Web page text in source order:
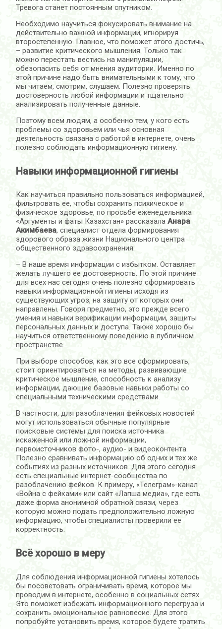
Тревога станет постоянным спутником.
Необходимо научиться фокусировать внимание на
действительно важной информации, игнорируя
второстепенную. Главное, что поможет этого достичь,
– развитие критического мышления. Только так
можно перестать вестись на манипуляции,
обезопасить себя от мнения аудитории. Именно по
этой причине надо быть внимательными к тому, что
мы читаем, смотрим, слушаем. Полезно проверять
достоверность любой информации и тщательно
анализировать полученные данные.
Поэтому всем людям, а особенно тем, у кого есть
проблемы со здоровьем или чья основная
деятельность связана с работой в интернете, очень
полезно соблюдать информационную гигиену.
Навыки информационной гигиены
Как научиться правильно пользоваться информацией,
фильтровать ее, чтобы сохранить психическое и
физическое здоровье, по просьбе еженедельника
«Аргументы и фаты Казахстан» рассказала Анара
Акимбаева, специалист отдела формирования
здорового образа жизни Национального центра
общественного здравоохранения:
– В наше время информации с избытком. Оставляет
желать лучшего ее достоверность. По этой причине
для всех нас сегодня очень полезно сформировать
навыки информационной гигиены исходя из
существующих угроз, на защиту от которых они
направлены. Говоря предметно, это прежде всего
умения и навыки верификации информации, защиты
персональных данных и доступа. Также хорошо бы
научиться ответственному поведению в публичном
пространстве.
При выборе способов, как это все сформировать,
стоит ориентироваться на методы, развивающие
критическое мышление, способность к анализу
информации, дающие базовые навыки работы со
специальными техническими средствами.
В частности, для разоблачения фейковых новостей
могут использоваться обычные популярные
поисковые системы для поиска источника
искаженной или ложной информации,
первоисточников фото-, аудио- и видеоконтента.
Полезно сравнивать информацию об одних и тех же
событиях из разных источников. Для этого сегодня
есть специальные интернет-сообщества по
разоблачению фейков. К примеру, «Телеграм»-канал
«Война с фейками» или сайт «Лапша медиа», где есть
даже форма анонимной обратной связи, через
которую можно подать предположительно ложную
информацию, чтобы специалисты проверили ее
корректность.
Всё хорошо в меру
Для соблюдения информационной гигиены хотелось
бы посоветовать ограничивать время, которое мы
проводим в интернете, особенно в социальных сетях.
Это поможет избежать информационного перегруза и
сохранить эмоциональное равновесие. Для этого
попробуйте установить время, которое будете тратить